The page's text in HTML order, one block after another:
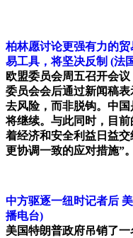
柏林愿讨论更强有力的
易工具，将坚决反制 (法
欧盟委员会周五召开会
委员会会后通过新闻稿
去风险，而非脱钩。中
将继续。与此同时，目
着经济和安全利益日益交
更协调一致的应对措施”
中方驱逐一纽时记者后
播电台)
美国特朗普政府吊销了